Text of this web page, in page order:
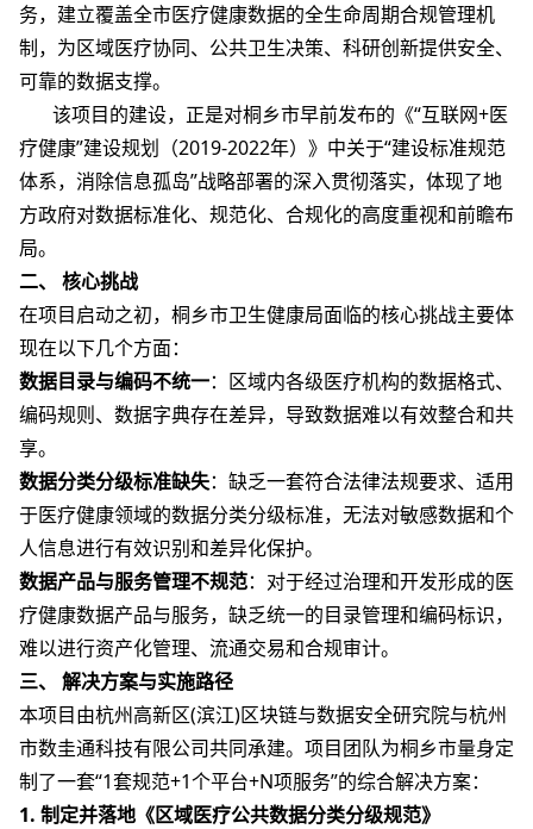
务，建立覆盖全市医疗健康数据的全生命周期合规管理机
制，为区域医疗协同、公共卫生决策、科研创新提供安全、
可靠的数据支撑。
该项目的建设，正是对桐乡市早前发布的《“互联网+医
疗健康”建设规划（2019-2022年）》中关于“建设标准规范
体系，消除信息孤岛”战略部署的深入贯彻落实，体现了地
方政府对数据标准化、规范化、合规化的高度重视和前瞻布
局。
二、 核心挑战
在项目启动之初，桐乡市卫生健康局面临的核心挑战主要体
现在以下几个方面：
数据目录与编码不统一：区域内各级医疗机构的数据格式、
编码规则、数据字典存在差异，导致数据难以有效整合和共
享。
数据分类分级标准缺失：缺乏一套符合法律法规要求、适用
于医疗健康领域的数据分类分级标准，无法对敏感数据和个
人信息进行有效识别和差异化保护。
数据产品与服务管理不规范：对于经过治理和开发形成的医
疗健康数据产品与服务，缺乏统一的目录管理和编码标识，
难以进行资产化管理、流通交易和合规审计。
三、 解决方案与实施路径
本项目由杭州高新区(滨江)区块链与数据安全研究院与杭州
市数圭通科技有限公司共同承建。项目团队为桐乡市量身定
制了一套“1套规范+1个平台+N项服务”的综合解决方案：
1. 制定并落地《区域医疗公共数据分类分级规范》